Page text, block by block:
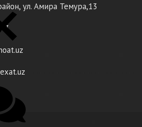
ул. Амира Темура,13